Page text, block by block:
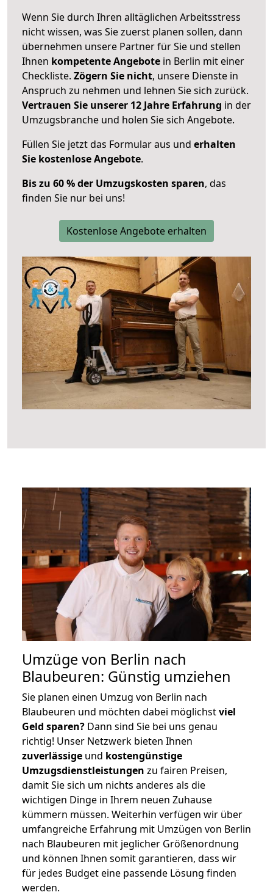
Wenn Sie durch Ihren alltäglichen Arbeitsstress
nicht wissen, was Sie zuerst planen sollen, dann
übernehmen unsere Partner für Sie und stellen
Ihnen kompetente Angebote in Berlin mit einer
Checkliste. Zögern Sie nicht, unsere Dienste in
Anspruch zu nehmen und lehnen Sie sich zurück.
Vertrauen Sie unserer 12 Jahre Erfahrung in der
Umzugsbranche und holen Sie sich Angebote.
Füllen Sie jetzt das Formular aus und erhalten
Sie kostenlose Angebote.
Bis zu 60 % der Umzugskosten sparen, das
finden Sie nur bei uns!
Kostenlose Angebote erhalten
Umzüge von Berlin nach
Blaubeuren: Günstig umziehen
Sie planen einen Umzug von Berlin nach
Blaubeuren und möchten dabei möglichstviel
Geld sparen? Dann sind Sie bei uns genau
richtig! Unser Netzwerk bieten Ihnen
zuverlässige und kostengünstige
Umzugsdienstleistungen zu fairen Preisen,
damit Sie sich um nichts anderes als die
wichtigen Dinge in Ihrem neuen Zuhause
kümmern müssen. Weiterhin verfügen wir über
umfangreiche Erfahrung mit Umzügen von Berlin
nach Blaubeuren mit jeglicher Größenordnung
und können Ihnen somit garantieren, dass wir
für jedes Budget eine passende Lösung finden
werden.